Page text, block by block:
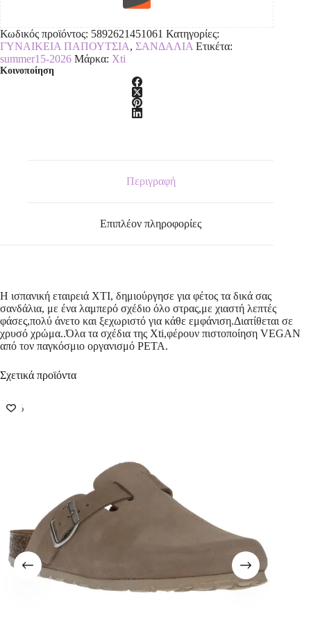
Κωδικός προϊόντος: 5892621451061 Κατηγορίες:
ΓΥΝΑΙΚΕΙΑ ΠΑΠΟΥΤΣΙΑ, ΣΑΝΔΑΛΙΑ Ετικέτα:
summer15-2026 Μάρκα: Xti
Κοινοποίηση
Περιγραφή
Επιπλέον πληροφορίες
Η ισπανική εταιρειά XTI, δημιούργησε για φέτος τα δικά σας
σανδάλια, με ένα λαμπερό σχέδιο όλο στρας,με χιαστή λεπτές
φάσες,πολύ άνετο και ξεχωριστό για κάθε εμφάνιση.Διατίθεται σε
χρυσό χρώμα..Όλα τα σχέδια της Xti,φέρoυν πιστοποίηση VEGAN
από τον παγκόσμιο οργανισμό PETA.
Σχετικά προϊόντα
-50%